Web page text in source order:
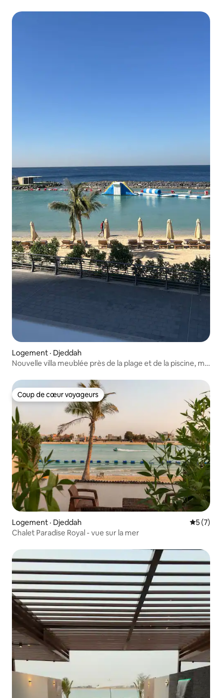
Logement · Djeddah
Nouvelle villa meublée près de la plage et de la piscine, ma
Coup de cœur voyageurs
Coup de cœur voyageurs
Logement · Djeddah Note
5 (7)
Chalet Paradise Royal - vue sur la mer